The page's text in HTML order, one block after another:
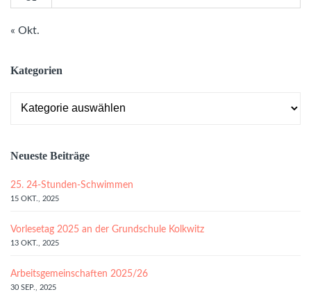
« Okt.
Kategorien
Neueste Beiträge
25. 24-Stunden-Schwimmen
15 OKT., 2025
Vorlesetag 2025 an der Grundschule Kolkwitz
13 OKT., 2025
Arbeitsgemeinschaften 2025/26
30 SEP., 2025